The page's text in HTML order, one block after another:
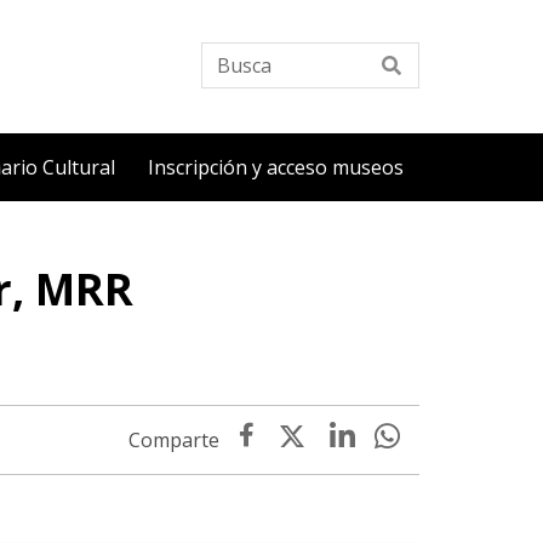
Busca
Cultural Inscripción y acceso museos
MRR